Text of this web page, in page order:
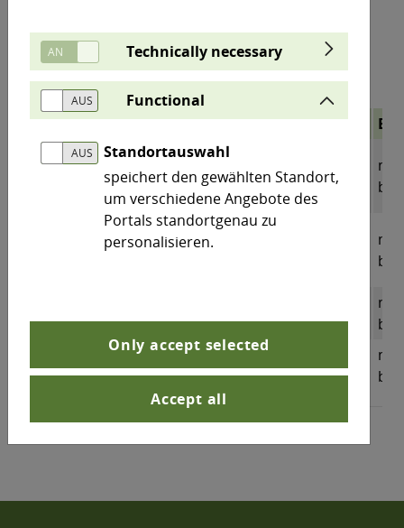
Fachinformationen
Veröffentlichung Titel
Äquivalenznachweis 2024
- Feinstaubmessungen im
Land Sachsen-Anhalt
Äquivalenznachweis 2023
- Feinstaubmessungen im
2/2023
Methodendokumentation
2023
Technically necessary
Functional
Standortauswahl
speichert den gewählten Standort,
um verschiedene Angebote des
Portals standortgenau zu
personalisieren.
Only accept selected
Accept all